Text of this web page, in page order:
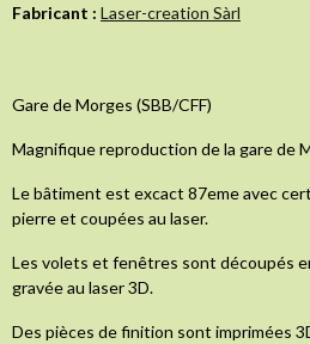
Fabricant : Laser-creation Sàrl
Gare de Morges (SBB/CFF)
Magnifique reproduction de la gare de
Le bâtiment est excact 87eme avec
pierre et coupées au laser.
Les volets et fenêtres sont découpés
gravée au laser 3D.
Des pièces de finition sont imprimées